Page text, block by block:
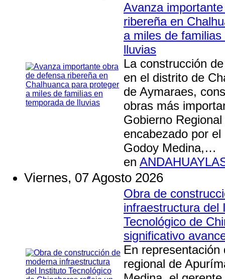
Avanza
ribereña en
a miles de
lluvias
La construcción
en el distrito de
de Aymaraes,
obras más
Gobierno
encabezado por
Godoy Medina,…
en
Viernes, 07 Agosto 2026
Obra de
infraestructura del
Tecnológico de
significativo
En representación
regional de